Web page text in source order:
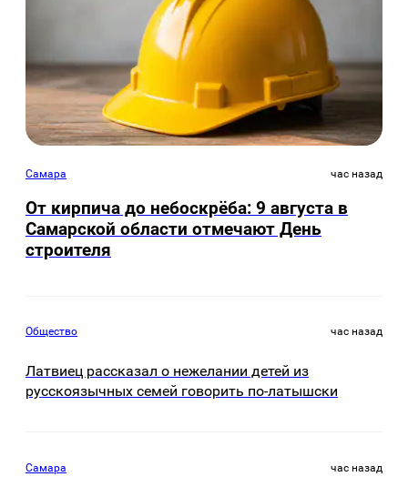
Самара час назад
От кирпича до небоскрёба: 9 августа в
Самарской области отмечают День
строителя
Общество час назад
Латвиец рассказал о нежелании детей из
русскоязычных семей говорить по-латышски
Самара час назад